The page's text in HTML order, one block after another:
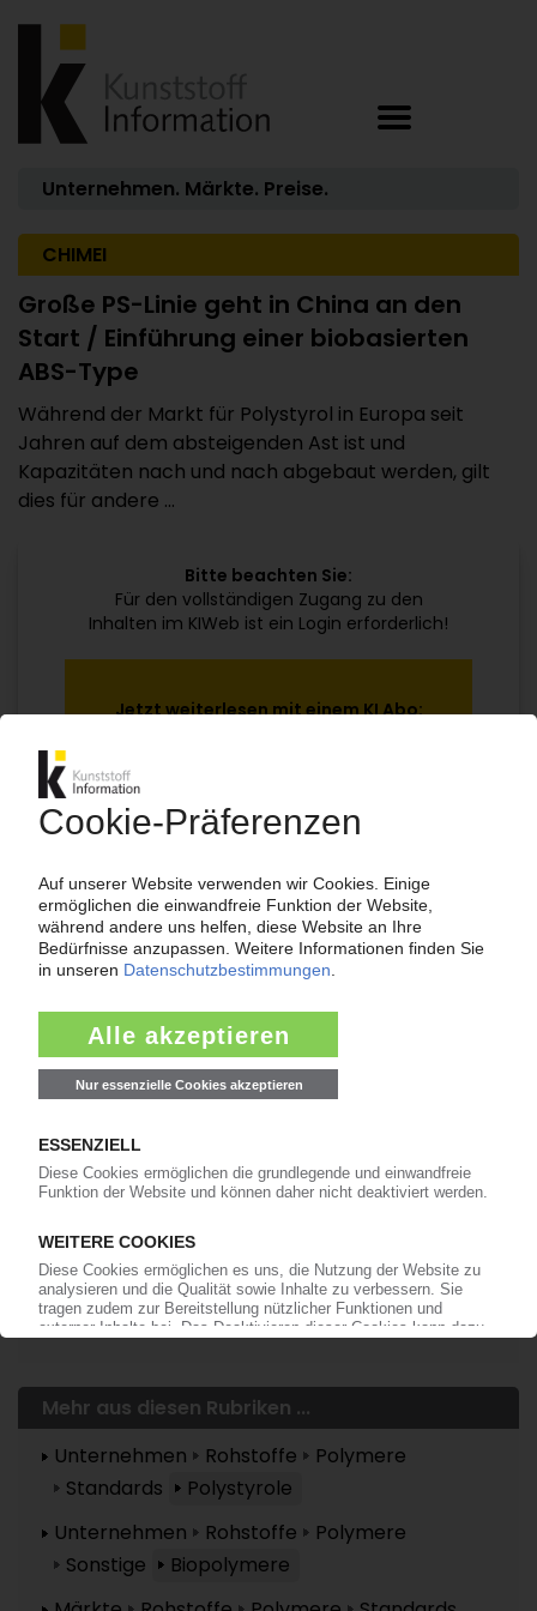
Unternehmen. Märkte. Preise.
CHIMEI
Große PS-Linie geht in China an den
Start / Einführung einer biobasierten
ABS-Type
Während der Markt für Polystyrol in Europa seit
Jahren auf dem absteigenden Ast ist und
Kapazitäten nach und nach abgebaut werden, gilt
dies für andere ...
Bitte beachten Sie:
Für den vollständigen Zugang zu den
Inhalten im KIWeb ist ein Login erforderlich!
Jetzt weiterlesen mit einem KI Abo:
Ihr KI Zugang
jährlich kündbar
ab99€/Monat
Jetzt kostenlos testen
Bereits KI-Abonnent? Jetzt
anmelden!
Chimei
Mehr aus diesen Rubriken ...
Unternehmen
Rohstoffe
Polymere
Standards
Polystyrole
Unternehmen
Rohstoffe
Polymere
Sonstige
Biopolymere